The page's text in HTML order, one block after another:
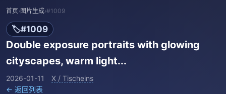
首页› 图片生成›#1009
🏷️#1009
Double exposure portraits with glowing
cityscapes, warm light...
2026-01-11 X / Tischeins
← 返回列表